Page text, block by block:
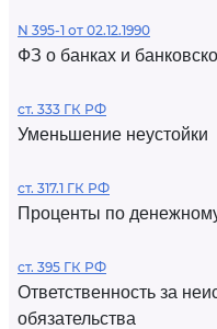
N 395-1 от 02.12.1990
ФЗ о банках и
ст. 333 ГК РФ
Уменьшение неустойки
ст. 317.1 ГК РФ
Проценты по
ст. 395 ГК РФ
Ответственность за
обязательства